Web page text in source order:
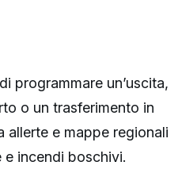
programmare un’uscita,
o un trasferimento in
allerte e mappe regionali
incendi boschivi.